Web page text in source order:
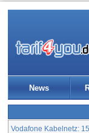
News
Vodafone Kabelnetz: